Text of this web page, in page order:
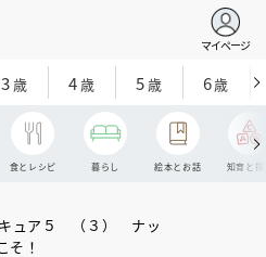
マイページ
3歳 4歳 5歳 6歳
食とレシピ 暮らし 絵本とお話 知育と探